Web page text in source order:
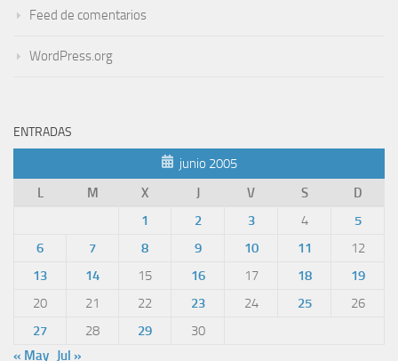
Feed de comentarios
WordPress.org
ENTRADAS
junio 2005
L
M X J V S
D
1
2 3 4
5
6
7 8 9 10 11
12
13
14 15 16 17 18
19
20
21 22 23 24 25
26
27
28 29
30
« May Jul »